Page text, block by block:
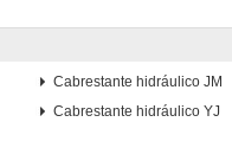
Cabrestante hidráulico JM
Cabrestante hidráulico YJ